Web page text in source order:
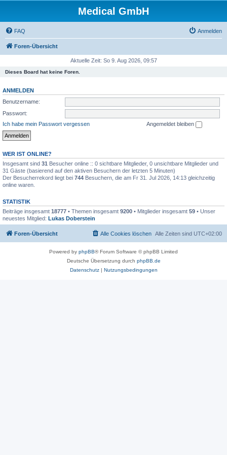
Medical GmbH
FAQ Anmelden
Foren-Übersicht
Aktuelle Zeit: So 9. Aug 2026, 09:57
Dieses Board hat keine Foren.
ANMELDEN
Benutzername:
Passwort:
Ich habe mein Passwort vergessen
Angemeldet bleiben
WER IST ONLINE?
Insgesamt sind 31 Besucher online :: 0 sichtbare Mitglieder, 0 unsichtbare Mitglieder und
31 Gäste (basierend auf den aktiven Besuchern der letzten 5 Minuten)
Der Besucherrekord liegt bei 744 Besuchern, die am Fr 31. Jul 2026, 14:13 gleichzeitig
online waren.
STATISTIK
Beiträge insgesamt 18777 • Themen insgesamt 9200 • Mitglieder insgesamt 59 • Unser
neuestes Mitglied: Lukas Doberstein
Foren-Übersicht Alle Zeiten sind UTC+02:00
Alle Cookies löschen
Powered by phpBB® Forum Software © phpBB Limited
Deutsche Übersetzung durch phpBB.de
Datenschutz| Nutzungsbedingungen